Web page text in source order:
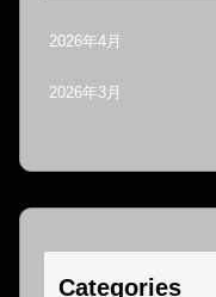
2026年4月
2026年3月
Categories